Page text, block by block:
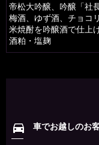
帝松大吟醸、吟醸「社
梅酒、ゆず酒、チョコ
米焼酎を吟醸酒で仕上
酒粕・塩麹
directions_car 車でお越しのお